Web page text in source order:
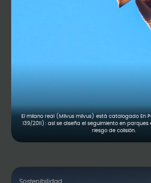
El milano real (Milvus milvus) está catalogado En
139/2011): así se diseña el seguimiento en
riesgo de colisión.
Sostenibilidad